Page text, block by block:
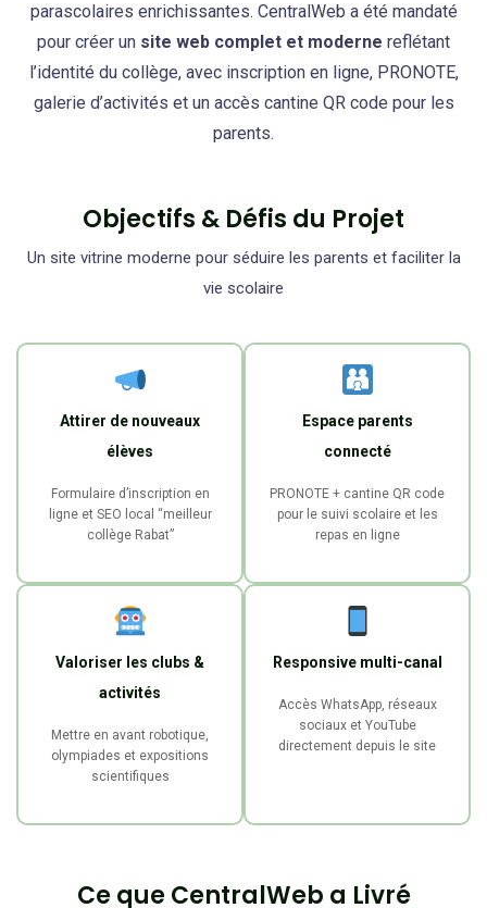
parascolaires enrichissantes. CentralWeb a été mandaté
pour créer un site web complet et moderne reflétant
l’identité du collège, avec inscription en ligne, PRONOTE,
galerie d’activités et un accès cantine QR code pour les
parents.
Objectifs & Défis du Projet
Un site vitrine moderne pour séduire les parents et faciliter la
vie scolaire
Attirer de nouveaux
élèves
Formulaire d’inscription en
ligne et SEO local “meilleur
collège Rabat”
Espace parents
connecté
PRONOTE + cantine QR code
pour le suivi scolaire et les
repas en ligne
Valoriser les clubs &
activités
Mettre en avant robotique,
olympiades et expositions
scientifiques
Responsive multi-canal
Accès WhatsApp, réseaux
sociaux et YouTube
directement depuis le site
Ce que CentralWeb a Livré